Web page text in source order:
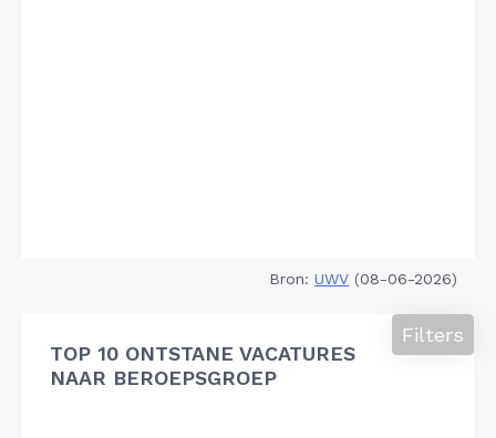
Bron: UWV (08-06-2026)
TOP 10 ONTSTANE VACATURES
NAAR BEROEPSGROEP
Filters